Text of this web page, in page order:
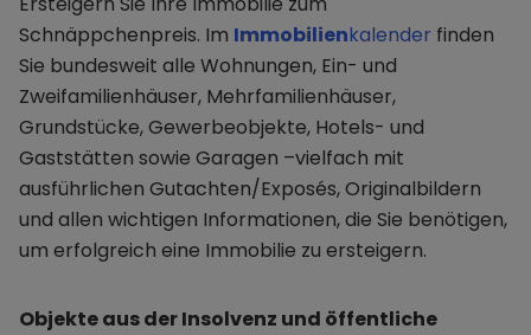
Schnäppchenpreis. Im Immobilienkalender finden
Sie bundesweit alle Wohnungen, Ein- und
Zweifamilienhäuser, Mehrfamilienhäuser,
Grundstücke, Gewerbeobjekte, Hotels- und
Gaststätten sowie Garagen –vielfach mit
ausführlichen Gutachten/Exposés, Originalbildern
und allen wichtigen Informationen, die Sie benötigen,
um erfolgreich eine Immobilie zu ersteigern.
Objekte aus der Insolvenz und öffentliche